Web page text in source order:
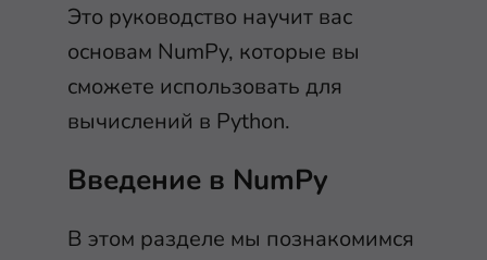
Это руководство научит вас
основам NumPy, которые вы
сможете использовать для
вычислений в Python.
Введение в NumPy
В этом разделе мы познакомимся